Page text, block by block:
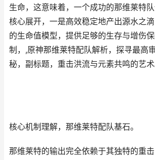
生命，这意味着，一个成功的那维莱特
核心展开，一是高效稳定地产出源水之
的生命值模型，提供足够的生存与增伤
制，,原神那维莱特配队解析，探寻最高
秘，副标题，重击洪流与元素共鸣的艺术
核心机制理解，那维莱特配队基石。
那维莱特的输出完全依赖于其独特的重